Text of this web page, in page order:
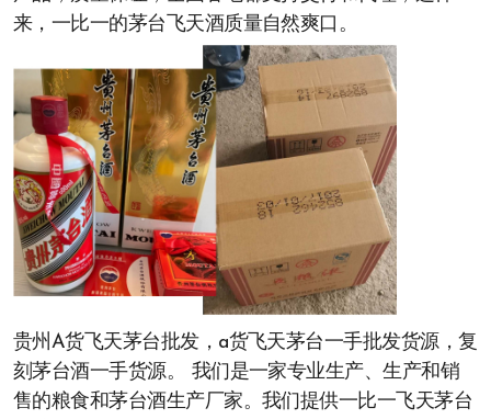
来，一比一的茅台飞天酒质量自然爽口。
贵州A货飞天茅台批发，a货飞天茅台一手批发货源，复
刻茅台酒一手货源。 我们是一家专业生产、生产和销
售的粮食和茅台酒生产厂家。我们提供一比一飞天茅台